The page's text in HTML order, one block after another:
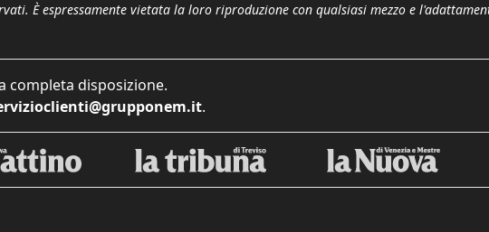
È espressamente vietata la loro riproduzione con qualsiasi mezzo e
completa disposizione.
.